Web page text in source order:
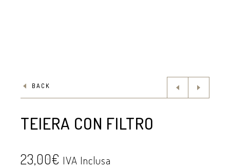
BACK
TEIERA CON FILTRO
23,00€ IVA Inclusa